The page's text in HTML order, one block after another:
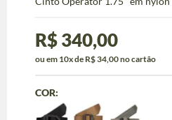
R$ 340,00
ou em 10x de R$ 34,00 no cartão
COR: